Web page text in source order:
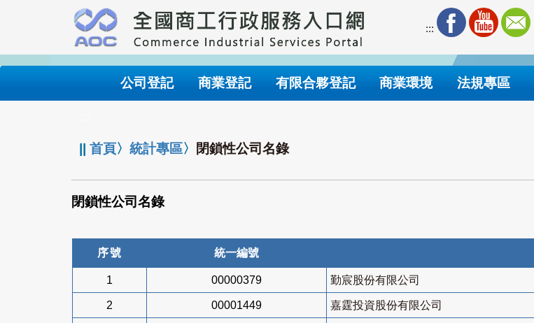
要
內
:::
公司登記 商業登記 有限合夥登記 商業環境 法規專區
||首頁〉統計專區〉 閉鎖性公司名錄
閉鎖性公司名錄
序號 統一編號
1 00000379 勤宸股份有限公司
2 00001449 嘉霆投資股份有限公司